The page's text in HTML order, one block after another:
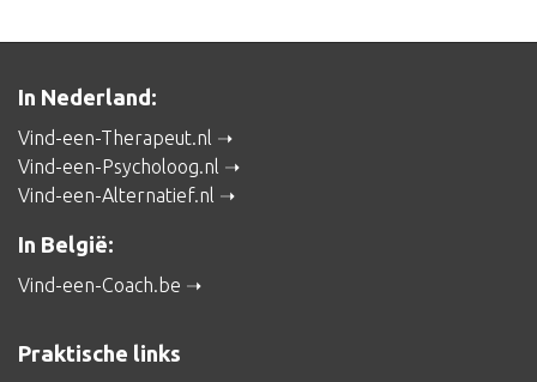
In Nederland:
Vind-een-Therapeut.nl
Vind-een-Psycholoog.nl
Vind-een-Alternatief.nl
In België:
Vind-een-Coach.be
Praktische links